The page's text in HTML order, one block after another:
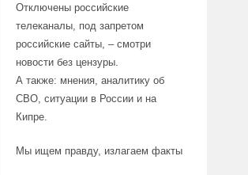
Отключены российские
телеканалы, под запретом
российские сайты, – смотри
новости без цензуры.
А также: мнения, аналитику об
СВО, ситуации в России и на
Кипре.
Мы ищем правду, излагаем факты